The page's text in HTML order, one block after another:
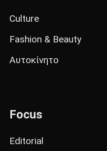
Culture
Fashion & Beauty
Αυτοκίνητο
Focus
Editorial